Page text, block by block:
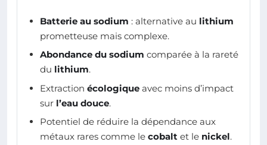
Batterie au sodium : alternative au lithium
prometteuse mais complexe.
Abondance du sodium comparée à la rareté
du lithium.
Extraction écologique avec moins d’impact
sur l’eau douce.
Potentiel de réduire la dépendance aux
métaux rares comme le cobalt et le nickel.